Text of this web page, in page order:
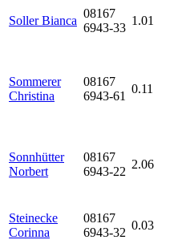
Soller Bianca
08167
6943-33
1.01
Sommerer
Christina
08167
6943-61
0.11
Sonnhütter
Norbert
08167
6943-22
2.06
Steinecke
Corinna
08167
6943-32
0.03